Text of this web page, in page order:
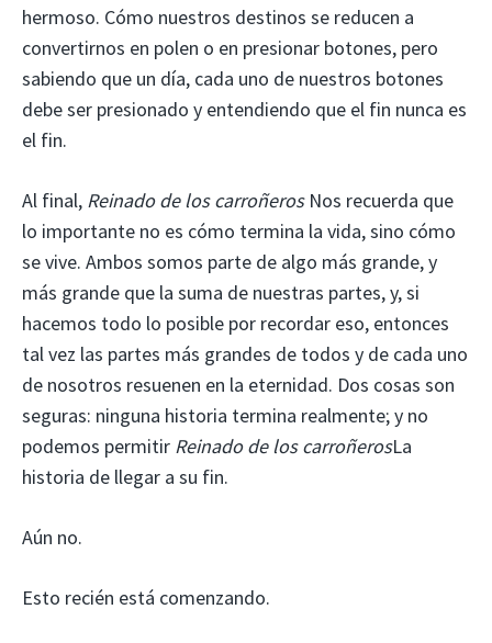
hermoso. Cómo nuestros destinos se reducen a
convertirnos en polen o en presionar botones, pero
sabiendo que un día, cada uno de nuestros botones
debe ser presionado y entendiendo que el fin nunca es
el fin.
Al final, Reinado de los carroñerosNos recuerda que
lo importante no es cómo termina la vida, sino cómo
se vive. Ambos somos parte de algo más grande, y
más grande que la suma de nuestras partes, y, si
hacemos todo lo posible por recordar eso, entonces
tal vez las partes más grandes de todos y de cada uno
de nosotros resuenen en la eternidad. Dos cosas son
seguras: ninguna historia termina realmente; y no
podemos permitir Reinado de los carroñerosLa
historia de llegar a su fin.
Aún no.
Esto recién está comenzando.